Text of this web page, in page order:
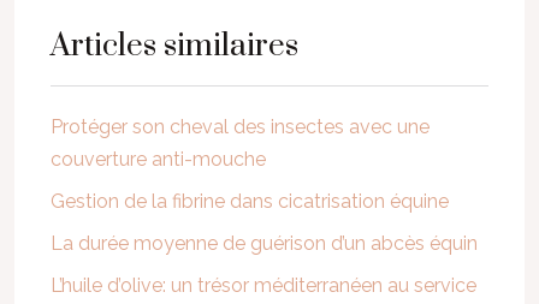
Articles similaires
Protéger son cheval des insectes avec une
couverture anti-mouche
Gestion de la fibrine dans cicatrisation équine
La durée moyenne de guérison d’un abcès équin
L’huile d’olive: un trésor méditerranéen au service